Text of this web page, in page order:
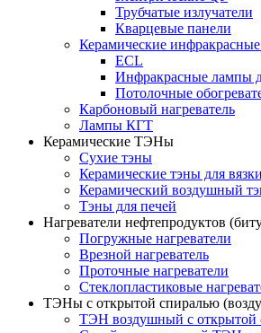
Трубчатые излучатели
Кварцевые панели
Керамические инфракрасные
ECL
Инфракрасные лампы
Потолочные
Карбоновый нагреватель
Лампы КГТ
Керамические ТЭНы
Сухие тэны
Керамические тэны для
Керамический воздушный
Тэны для печей
Нагреватели нефтепродуктов
Погружные нагреватели
Врезной нагреватель
Проточные нагреватели
Стеклопластиковые
ТЭНы с открытой спиралью
ТЭН воздушный с открытой